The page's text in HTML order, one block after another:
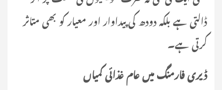
ڈالتی ہے بلکہ دودھ کی پیداوار اور معیار کو بھی متاثر
کرتی ہے۔
ڈیری فارمنگ میں عام غذائی کمیاں